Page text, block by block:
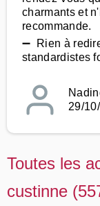
charmants et
recommande.
➖ Rien à
standardistes
29/
Toutes les
custinne